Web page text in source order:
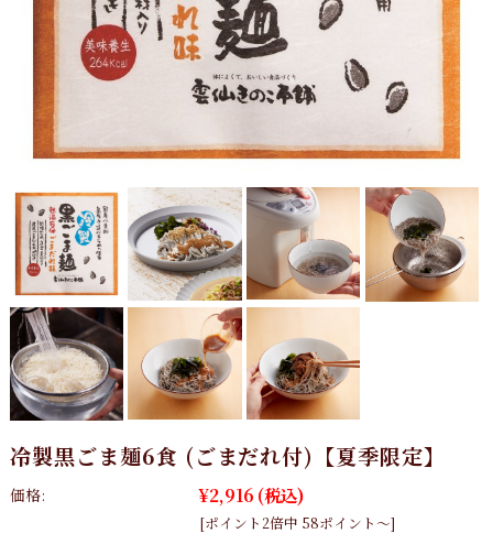
冷製黒ごま麺6食 (ごまだれ付)【夏季限定】
価格: ¥2,916 (税込)
[ポイント2倍中 58ポイント～]